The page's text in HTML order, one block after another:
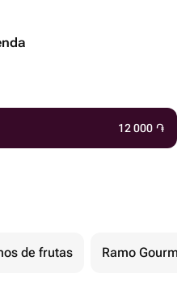
12 000 ֏
de frutas Ramo Gourmet